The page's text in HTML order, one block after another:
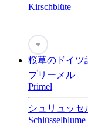
Kirschblüte
♥
桜草のドイツ
プリーメル
Primel
シュリュッセ
Schlüsselblume